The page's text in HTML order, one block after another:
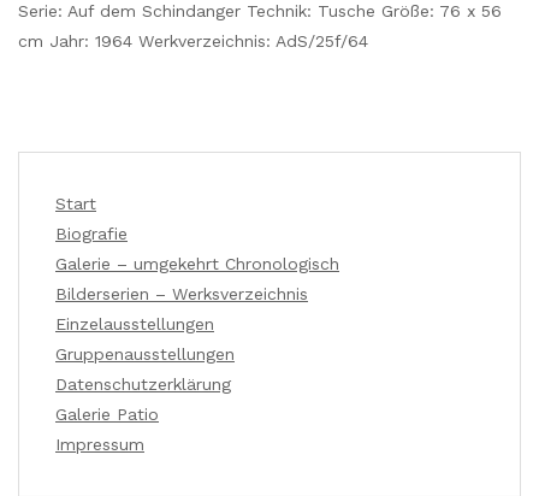
Serie: Auf dem Schindanger Technik: Tusche Größe: 76 x 56
cm Jahr: 1964 Werkverzeichnis: AdS/25f/64
Start
Biografie
Galerie – umgekehrt Chronologisch
Bilderserien – Werksverzeichnis
Einzelausstellungen
Gruppenausstellungen
Datenschutzerklärung
Galerie Patio
Impressum